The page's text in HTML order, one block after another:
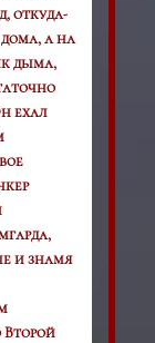
откуда-
а на
дыма,
ехал
и знамя
Второй